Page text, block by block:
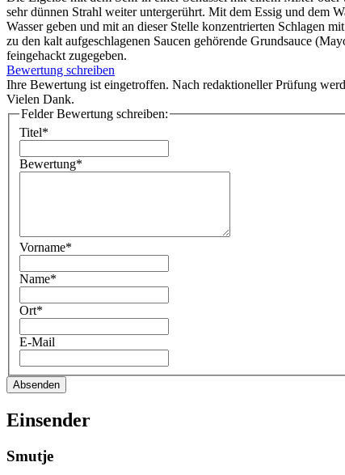
sehr dünnen Strahl weiter untergerührt. Mit dem Essig und dem
Wasser geben und mit an dieser Stelle konzentrierten Schlagen
zu den kalt aufgeschlagenen Saucen gehörende Grundsauce
feingehackt zugegeben.
Bewertung schreiben
Ihre Bewertung ist eingetroffen. Nach redaktioneller Prüfung
Vielen Dank.
Felder Bewertung schreiben:
Titel*
Bewertung*
Vorname*
Name*
Ort*
E-Mail
Absenden
Einsender
Smutje